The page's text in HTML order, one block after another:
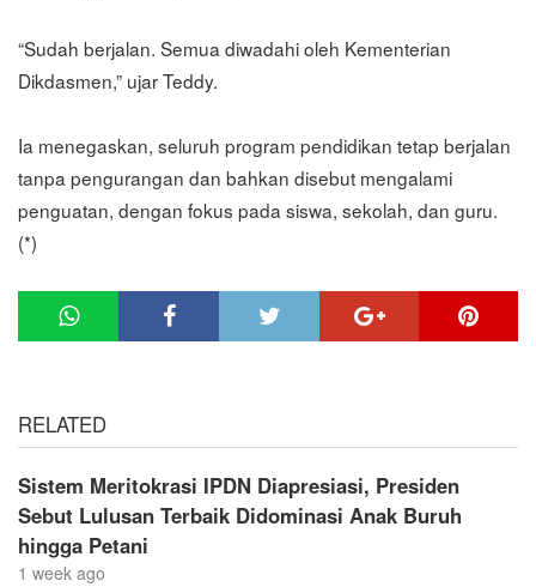
“Sudah berjalan. Semua diwadahi oleh Kementerian
Dikdasmen,” ujar Teddy.
Ia menegaskan, seluruh program pendidikan tetap berjalan
tanpa pengurangan dan bahkan disebut mengalami
penguatan, dengan fokus pada siswa, sekolah, dan guru.
(*)
RELATED
Sistem Meritokrasi IPDN Diapresiasi, Presiden
Sebut Lulusan Terbaik Didominasi Anak Buruh
hingga Petani
1 week ago